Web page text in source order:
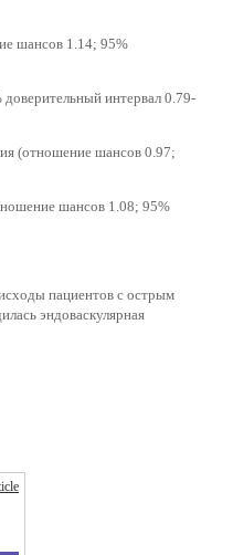
шансов 1.14; 95%
интервал 0.79-
(отношение шансов 0.97;
шансов 1.08; 95%
пациентов с острым
эндоваскулярная